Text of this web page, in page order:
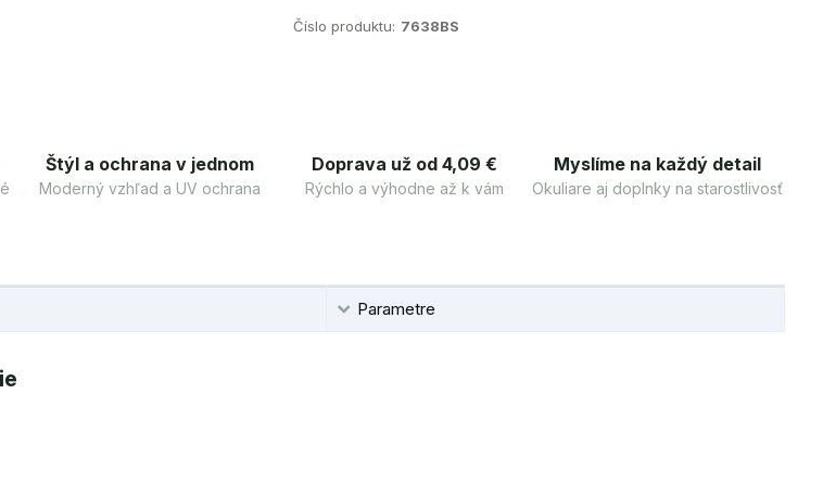
Číslo produktu: 7638BS
Štýl a ochrana v jednom
Moderný vzhľad a UV ochrana
Doprava už od 4,09 €
Rýchlo a výhodne až k vám
Myslíme na každý detail
Okuliare aj doplnky na starostlivosť
Parametre